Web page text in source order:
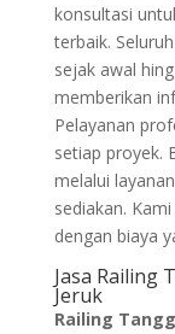
konsultasi
terbaik.
sejak awal
memberikan
Pelayanan
setiap proyek.
melalui layanan
sediakan.
dengan biaya
Jasa Railing
Jeruk
Railing